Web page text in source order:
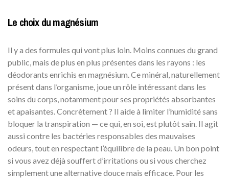
Le choix du magnésium
Il y a des formules qui vont plus loin. Moins connues du grand
public, mais de plus en plus présentes dans les rayons : les
déodorants enrichis en magnésium. Ce minéral, naturellement
présent dans l’organisme, joue un rôle intéressant dans les
soins du corps, notamment pour ses propriétés absorbantes
et apaisantes. Concrètement ? Il aide à limiter l’humidité sans
bloquer la transpiration — ce qui, en soi, est plutôt sain. Il agit
aussi contre les bactéries responsables des mauvaises
odeurs, tout en respectant l’équilibre de la peau. Un bon point
si vous avez déjà souffert d’irritations ou si vous cherchez
simplement une alternative douce mais efficace. Pour les